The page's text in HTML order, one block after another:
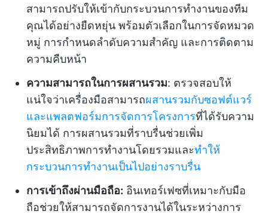
สามารถปรับให้เข้ากับกระบวนการทำงานของทีม
คุณได้อย่างยืดหยุ่น พร้อมตัวเลือกในการจัดหมวด
หมู่ การกำหนดลำดับความสำคัญ และการติดตาม
ความคืบหน้า
ความสามารถในการผสานรวม: ตรวจสอบให้
แน่ใจว่าเครื่องมือสามารถผสานรวมกับซอฟต์แวร์
และแพลตฟอร์มการจัดการโครงการที่ได้รับความ
นิยมได้ การผสานรวมที่ราบรื่นช่วยเพิ่ม
ประสิทธิภาพการทำงานโดยรวมและทำให้
กระบวนการทำงานเป็นไปอย่างราบรื่น
การเข้าถึงผ่านมือถือ: อินเทอร์เฟซที่เหมาะกับมือ
ถือช่วยให้สามารถจัดการงานได้ในระหว่างการ